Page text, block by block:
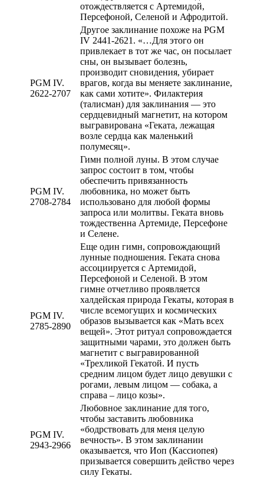
отождествляется с Артемидой,
Персефоной, Селеной и Афродитой.
PGM IV.
2622-2707
Другое заклинание похоже на PGM
IV 2441-2621. «…Для этого он
привлекает в тот же час, он посылает
сны, он вызывает болезнь,
производит сновидения, убирает
врагов, когда вы меняете заклинание,
как сами хотите». Филактерия
(талисман) для заклинания — это
сердцевидный магнетит, на котором
выгравирована «Геката, лежащая
возле сердца как маленький
полумесяц».
PGM IV.
2708-2784
Гимн полной луны. В этом случае
запрос состоит в том, чтобы
обеспечить привязанность
любовника, но может быть
использовано для любой формы
запроса или молитвы. Геката вновь
тождественна Артемиде, Персефоне
и Селене.
PGM IV.
2785-2890
Еще один гимн, сопровождающий
лунные подношения. Геката снова
ассоциируется с Артемидой,
Персефоной и Селеной. В этом
гимне отчетливо проявляется
халдейская природа Гекаты, которая в
числе всемогущих и космических
образов вызывается как «Мать всех
вещей». Этот ритуал сопровождается
защитными чарами, это должен быть
магнетит с выгравированной
«Трехликой Гекатой. И пусть
средним лицом будет лицо девушки с
рогами, левым лицом — собака, а
справа – лицо козы».
PGM IV.
2943-2966
Любовное заклинание для того,
чтобы заставить любовника
«бодрствовать для меня целую
вечность». В этом заклинании
оказывается, что Иоп (Кассиопея)
призывается совершить действо через
силу Гекаты.